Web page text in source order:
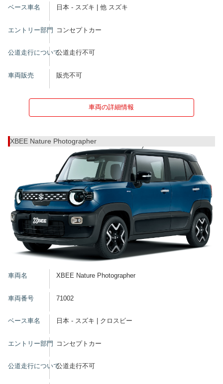
ベース車名 日本 - スズキ | 他 スズキ
エントリー部門 コンセプトカー
公道走行について公道走行不可
車両販売 販売不可
車両の詳細情報
XBEE Nature Photographer
車両名 XBEE Nature Photographer
車両番号 71002
ベース車名 日本 - スズキ | クロスビー
エントリー部門 コンセプトカー
公道走行について公道走行不可